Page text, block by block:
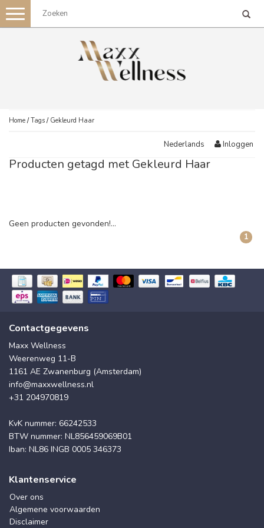
Toggle
navigation
Home /Tags / Gekleurd Haar
Nederlands Inloggen
Producten getagd met Gekleurd Haar
Geen producten gevonden!...
1
Contactgegevens
Maxx Wellness
Weerenweg 11-B
1161 AE Zwanenburg (Amsterdam)
info@maxxwellness.nl
+31 204970819
KvK nummer: 66242533
BTW nummer: NL856459069B01
Iban: NL86 INGB 0005 346373
Klantenservice
Over ons
Algemene voorwaarden
Disclaimer